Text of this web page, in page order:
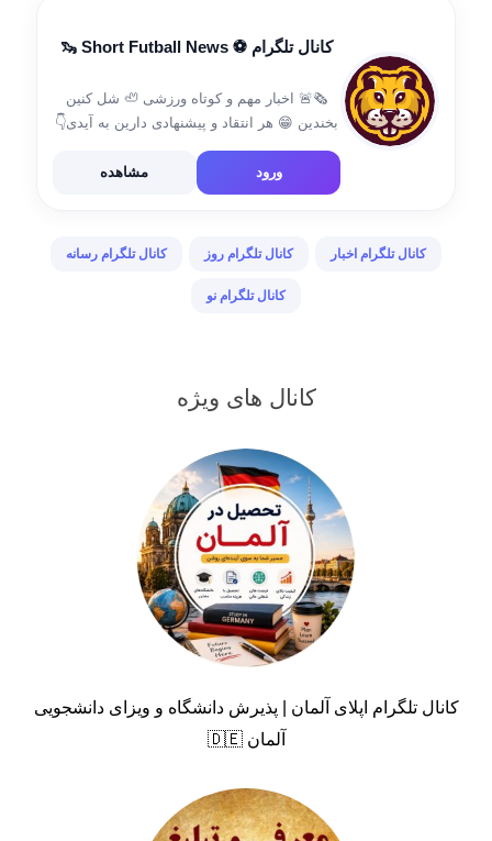
کانال تلگرام ⚽️ Short Futball News 🦦
🗞🚨 اخبار مهم و کوتاه ورزشی 🦥 شل کنین
بخندین 😁 هر انتقاد و پیشنهادی دارین به آیدی👇
ورود
مشاهده
کانال تلگرام اخبار کانال تلگرام روز کانال تلگرام رسانه
کانال تلگرام نو
کانال های ویژه
کانال تلگرام اپلای آلمان | پذیرش دانشگاه و ویزای دانشجویی
آلمان 🇩🇪